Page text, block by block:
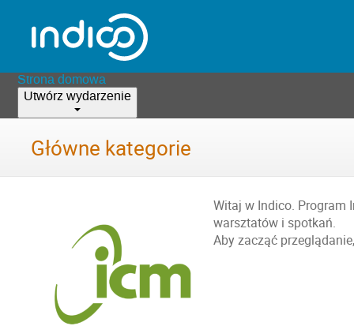
Strona domowa
Utwórz wydarzenie
Główne kategorie
Witaj w Indico. Program
warsztatów i spotkań.
Aby zacząć